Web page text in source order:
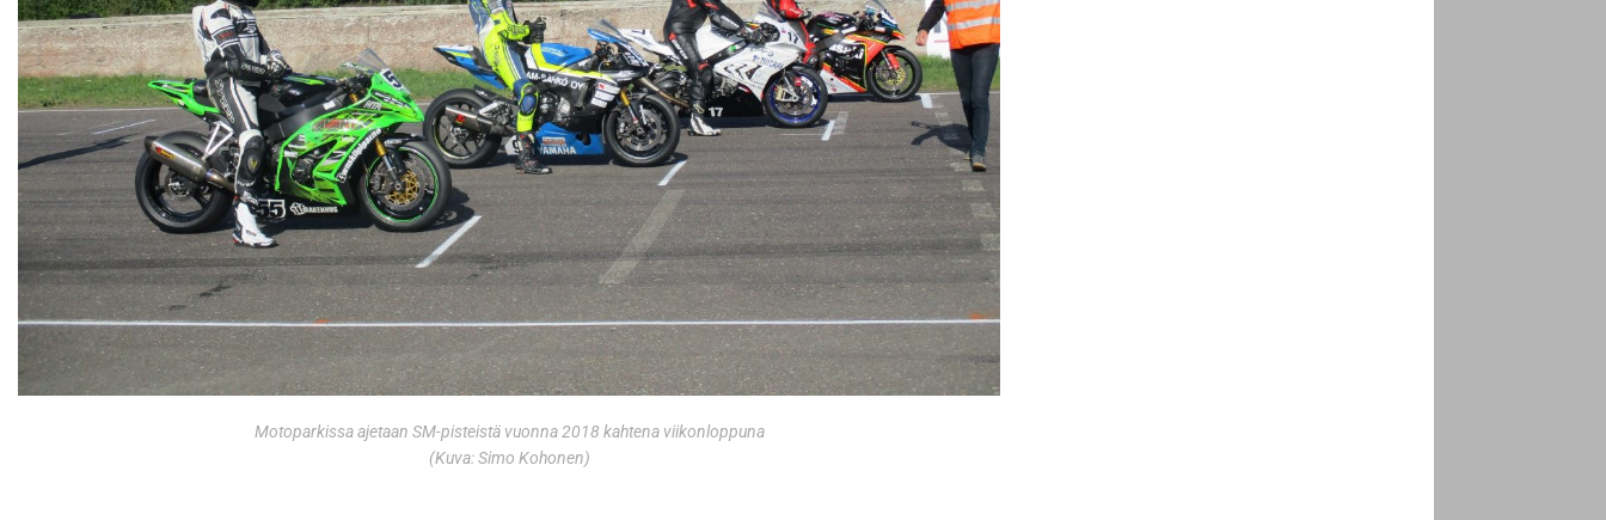
Motoparkissa ajetaan SM-pisteistä vuonna 2018 kahtena viikonloppuna
(Kuva: Simo Kohonen)